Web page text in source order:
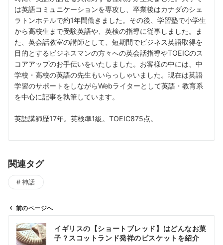
は英語コミュニケーションを専攻し、卒業後はカナダのシェ
ラトンホテルで約1年間働きました。その後、学習塾で小学生
から高校生まで受験英語や、英検の指導に従事しました。ま
た、英会話教室の講師として、短期間でビジネス英語取得を
目的とするビジネスマンの方々への英会話指導やTOEICのス
コアアップのお手伝いをいたしました。お客様の中には、中
学校・高校の英語の先生もいらっしゃいました。現在は英語
学習のサポートをしながらWebライターとして英語・教育系
を中心に記事を執筆しています。
英語講師歴17年。英検準1級。TOEIC875点。
関連タグ
神話
前のページへ
イギリスの【ショートブレッド】はどんなお菓
子？スコットランド発祥のビスケットを紹介